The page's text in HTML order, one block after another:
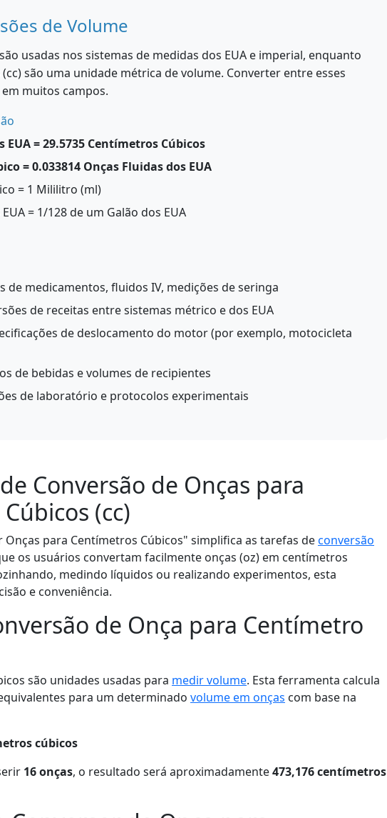
de Volume
usadas nos sistemas de medidas dos EUA e imperial, enquanto
são uma unidade métrica de volume. Converter entre esses
muitos campos.
EUA = 29.5735 Centímetros Cúbicos
= 0.033814 Onças Fluidas dos EUA
= 1 Mililitro (ml)
= 1/128 de um Galão dos EUA
de medicamentos, fluidos IV, medições de seringa
de receitas entre sistemas métrico e dos EUA
de deslocamento do motor (por exemplo, motocicleta
de bebidas e volumes de recipientes
de laboratório e protocolos experimentais
Conversão de Onças para
(cc)
para Centímetros Cúbicos" simplifica as tarefas deconversão
os usuários convertam facilmente onças (oz) em centímetros
medindo líquidos ou realizando experimentos, esta
e conveniência.
de Onça para Centímetro
são unidades usadas para medir volume. Esta ferramenta calcula
para um determinado volume em onças com base na
cúbicos
16 onças, o resultado será aproximadamente473,176 centímetros